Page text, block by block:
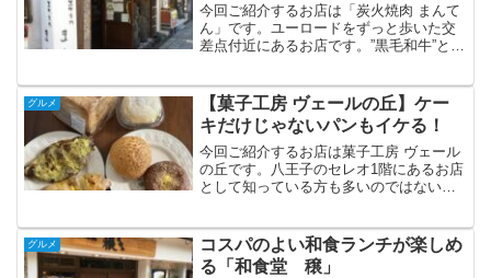
今回ご紹介するお店は「炭火焼肉 まんて
ん」です。ユーロードをずっと歩いた交
差点付近にあるお店です。”黒毛和牛”とい
食を注文してみました。人気店なのか結
構お客さんでにぎわ...
グルメ
【菓子工房 ヴェールの丘】ケー
キだけじゃないパンもイケる！
今回ご紹介するお店は菓子工房 ヴェール
の丘です。八王子のセレオ1階にあるお店
として知っている方も多いのではないで
み野の本店にいきパンをテイクアウトし
てきました。まさかパ...
グルメ
コスパのよい和食ランチが楽しめ
る「和食堂 穣」